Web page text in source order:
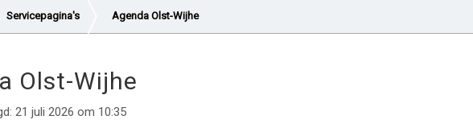
Servicepagina's Agenda Olst-Wijhe
Olst-Wijhe
21 juli 2026 om 10:35